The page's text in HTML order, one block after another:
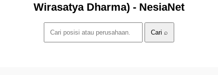
Wirasatya Dharma) - NesiaNet
Cari ⌕